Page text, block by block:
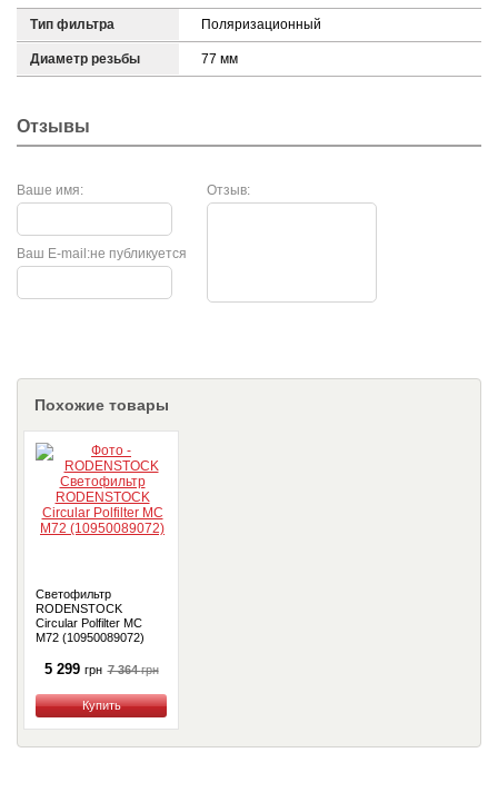
Тип фильтра Поляризационный
Диаметр резьбы 77 мм
Отзывы
Ваше имя: Отзыв:
не публикуется
Ваш E-mail:
Похожие товары
Светофильтр
RODENSTOCK
Circular Polfilter MC
M72 (10950089072)
5 299 грн 7 364грн
Купить